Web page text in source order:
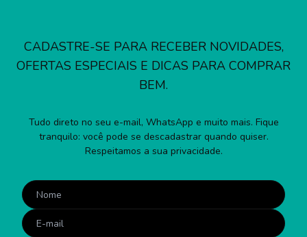
CADASTRE-SE PARA RECEBER NOVIDADES,
OFERTAS ESPECIAIS E DICAS PARA COMPRAR
BEM.
Tudo direto no seu e-mail, WhatsApp e muito mais. Fique
tranquilo: você pode se descadastrar quando quiser.
Respeitamos a sua privacidade.